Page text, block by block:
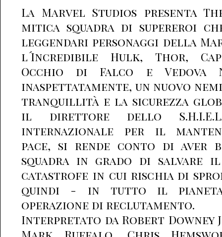
La Marvel Studios presenta
mitica squadra di supereroi
leggendari personaggi della
l´Incredibile Hulk, Thor,
Occhio di Falco e Vedova
inaspettatamente, un nuovo
tranquillità e la sicurezza
il direttore dello
internazionale per il
pace, si rende conto di aver
squadra in grado di salvare
catastrofe in cui rischia di
quindi - in tutto il pianeta
operazione di reclutamento.
Interpretato da Robert Downey